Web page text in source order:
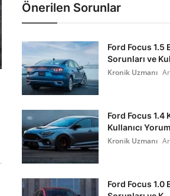
Önerilen Sorunlar
Ford Focus 1.5
Sorunları ve
Kronik Uzmanı
Ford Focus 1.4
Kullanıcı
Kronik Uzmanı
Ford Focus 1.0